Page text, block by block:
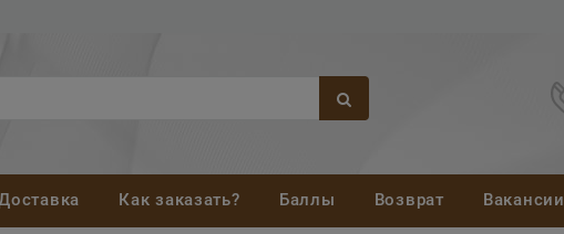
Как заказать? Баллы Возврат Вакансии